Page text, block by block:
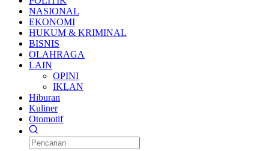
NASIONAL
EKONOMI
HUKUM & KRIMINAL
BISNIS
OLAHRAGA
LAIN
OPINI
IKLAN
Hiburan
Kuliner
Otomotif